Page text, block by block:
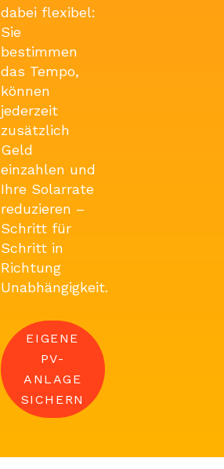
dabei flexibel:
Sie
bestimmen
das Tempo,
können
jederzeit
zusätzlich
Geld
einzahlen und
Ihre Solarrate
reduzieren –
Schritt für
Schritt in
Richtung
Unabhängigkeit.
EIGENE
PV-
ANLAGE
SICHERN